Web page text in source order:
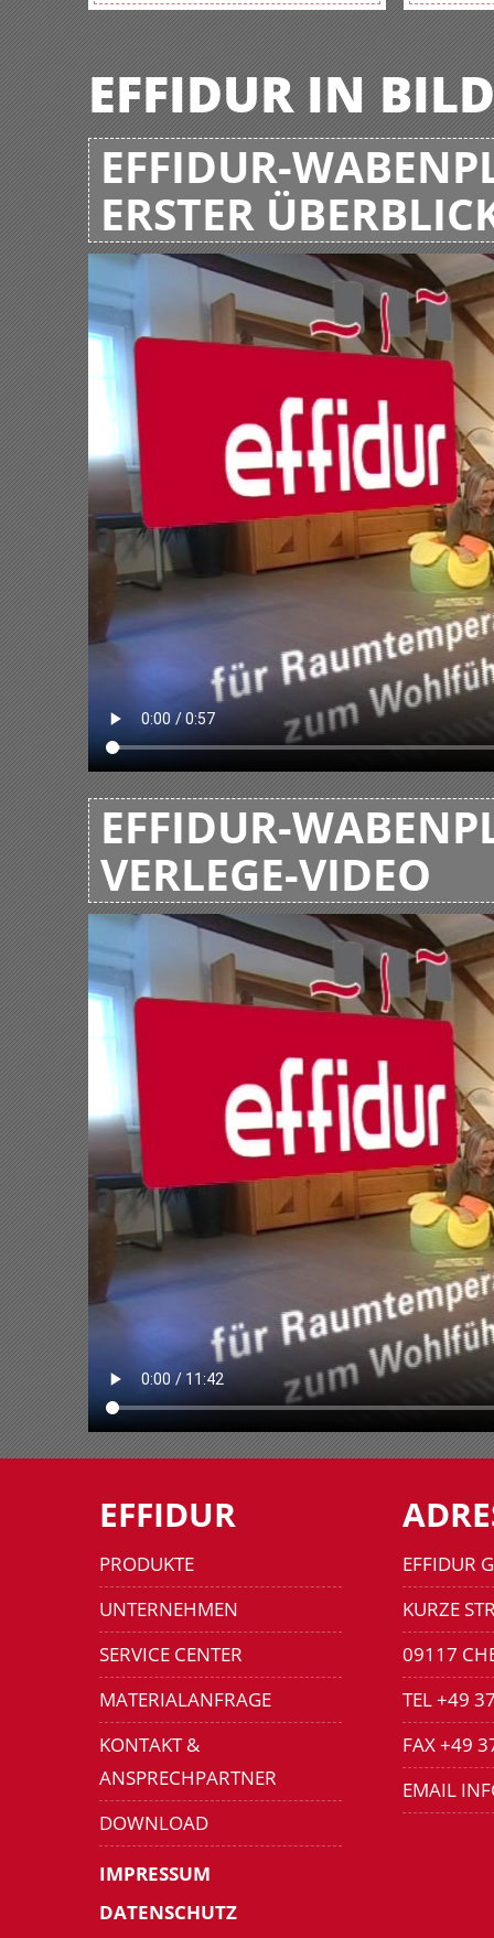
EFFIDUR IN
EFFIDUR-
ERSTER
EFFIDUR-
VERLEGE-VIDEO
EFFIDUR
PRODUKTE
UNTERNEHMEN
SERVICE CENTER
MATERIALANFRAGE
KONTAKT &
ANSPRECHPARTNER
DOWNLOAD
IMPRESSUM
DATENSCHUTZ
EFFIDUR
KURZE
09117
TEL +49
FAX +49
EMAIL